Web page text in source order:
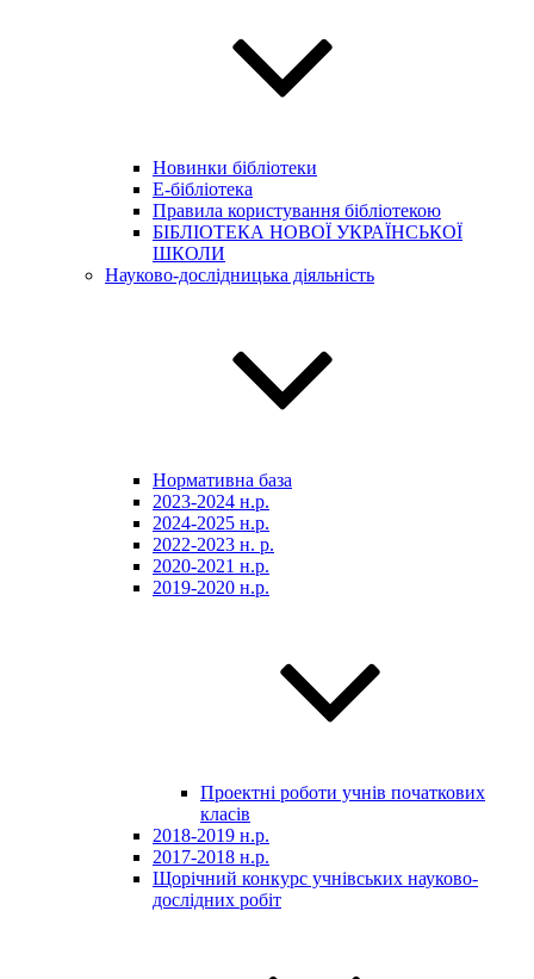
Новинки бібліотеки
E-бібліотека
Правила користування бібліотекою
БІБЛІОТЕКА НОВОЇ УКРАЇНСЬКОЇ
ШКОЛИ
Науково-дослідницька діяльність
Нормативна база
2023-2024 н.р.
2024-2025 н.р.
2022-2023 н. р.
2020-2021 н.р.
2019-2020 н.р.
Проектні роботи учнів початкових
класів
2018-2019 н.р.
2017-2018 н.р.
Щорічний конкурс учнівських науково-
дослідних робіт